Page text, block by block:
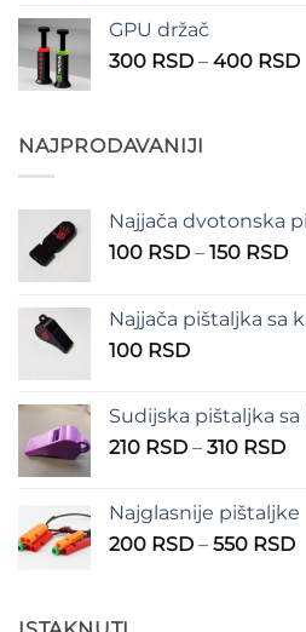
GPU držač
300 RSD – 400 RSD
NAJPRODAVANIJI
Najjača dvotonska
100 RSD – 150 RSD
Najjača pištaljka sa
100 RSD
Sudijska pištaljka
210 RSD – 310 RSD
do
Najglasnije pištaljke
200 RSD – 550 RSD